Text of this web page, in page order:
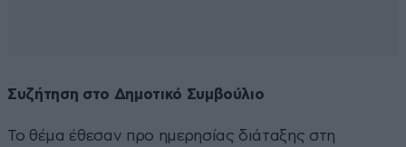
Συζήτηση στο Δημοτικό Συμβούλιο
Το θέμα έθεσαν προ ημερησίας διάταξης στη